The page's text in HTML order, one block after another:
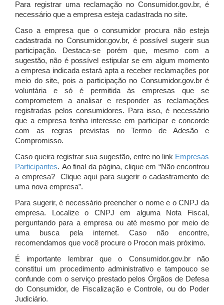
Para registrar uma reclamação no Consumidor.gov.br, é
necessário que a empresa esteja cadastrada no site.
Caso a empresa que o consumidor procura não esteja
cadastrada no Consumidor.gov.br, é possível sugerir sua
participação. Destaca-se porém que, mesmo com a
sugestão, não é possível estipular se em algum momento
a empresa indicada estará apta a receber reclamações por
meio do site, pois a participação no Consumidor.gov.br é
voluntária e só é permitida às empresas que se
comprometem a analisar e responder as reclamações
registradas pelos consumidores. Para isso, é necessário
que a empresa tenha interesse em participar e concorde
com as regras previstas no Termo de Adesão e
Compromisso.
Caso queira registrar sua sugestão, entre no link Empresas
Participantes. Ao final da página, clique em “Não encontrou
a empresa? Clique aqui para sugerir o cadastramento de
uma nova empresa”.
Para sugerir, é necessário preencher o nome e o CNPJ da
empresa. Localize o CNPJ em alguma Nota Fiscal,
perguntando para a empresa ou até mesmo por meio de
uma busca pela internet. Caso não encontre,
recomendamos que você procure o Procon mais próximo.
É importante lembrar que o Consumidor.gov.br não
constitui um procedimento administrativo e tampouco se
confunde com o serviço prestado pelos Órgãos de Defesa
do Consumidor, de Fiscalização e Controle, ou do Poder
Judiciário.